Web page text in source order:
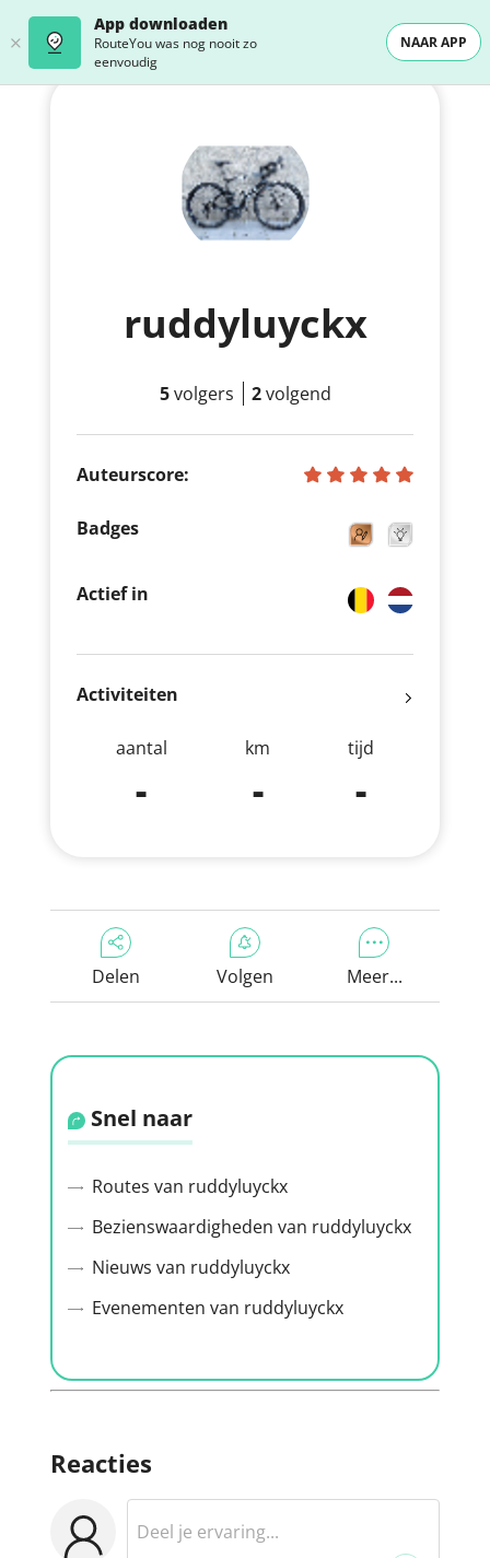
App downloaden
RouteYou was nog nooit zo
eenvoudig
NAAR APP
ruddyluyckx
5volgers 2volgend
Auteurscore:
Badges
Actief in
Activiteiten
aantal
-
km
-
tijd
-
Delen Volgen Meer...
Snel naar
Routes van ruddyluyckx
Bezienswaardigheden van ruddyluyckx
Nieuws van ruddyluyckx
Evenementen van ruddyluyckx
Reacties